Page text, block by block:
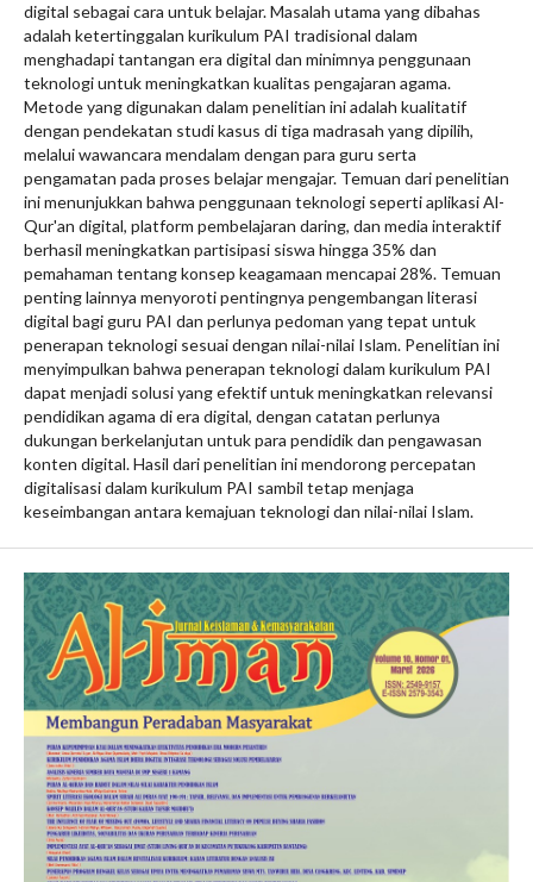
digital sebagai cara untuk belajar. Masalah utama yang dibahas
adalah ketertinggalan kurikulum PAI tradisional dalam
menghadapi tantangan era digital dan minimnya penggunaan
teknologi untuk meningkatkan kualitas pengajaran agama.
Metode yang digunakan dalam penelitian ini adalah kualitatif
dengan pendekatan studi kasus di tiga madrasah yang dipilih,
melalui wawancara mendalam dengan para guru serta
pengamatan pada proses belajar mengajar. Temuan dari penelitian
ini menunjukkan bahwa penggunaan teknologi seperti aplikasi Al-
Qur'an digital, platform pembelajaran daring, dan media interaktif
berhasil meningkatkan partisipasi siswa hingga 35% dan
pemahaman tentang konsep keagamaan mencapai 28%. Temuan
penting lainnya menyoroti pentingnya pengembangan literasi
digital bagi guru PAI dan perlunya pedoman yang tepat untuk
penerapan teknologi sesuai dengan nilai-nilai Islam. Penelitian ini
menyimpulkan bahwa penerapan teknologi dalam kurikulum PAI
dapat menjadi solusi yang efektif untuk meningkatkan relevansi
pendidikan agama di era digital, dengan catatan perlunya
dukungan berkelanjutan untuk para pendidik dan pengawasan
konten digital. Hasil dari penelitian ini mendorong percepatan
digitalisasi dalam kurikulum PAI sambil tetap menjaga
keseimbangan antara kemajuan teknologi dan nilai-nilai Islam.